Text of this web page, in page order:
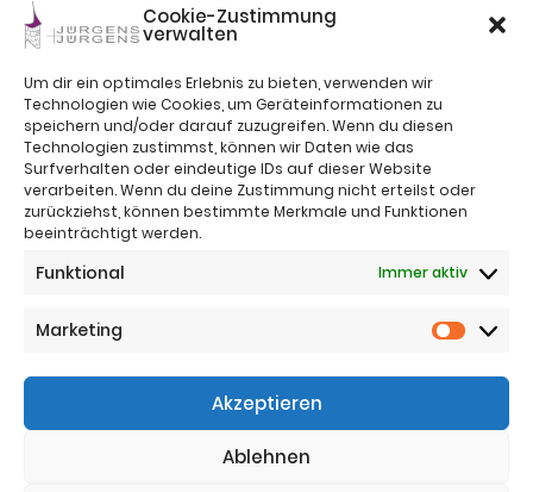
Cookie-Zustimmung
verwalten
Um dir ein optimales Erlebnis zu bieten, verwenden wir
Technologien wie Cookies, um Geräteinformationen zu
speichern und/oder darauf zuzugreifen. Wenn du diesen
Technologien zustimmst, können wir Daten wie das
Surfverhalten oder eindeutige IDs auf dieser Website
verarbeiten. Wenn du deine Zustimmung nicht erteilst oder
zurückziehst, können bestimmte Merkmale und Funktionen
beeinträchtigt werden.
Funktional Immer aktiv
Marketing
Akzeptieren
Ablehnen
Telefon:+43 (0)664 4221383
Telefon:+43 (0)650 5836683
office@jj-immo.at